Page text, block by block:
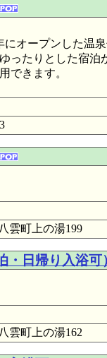
にオープンした温
ったりとした宿泊
できます。
雲町上の湯199
・日帰り入浴可
雲町上の湯162